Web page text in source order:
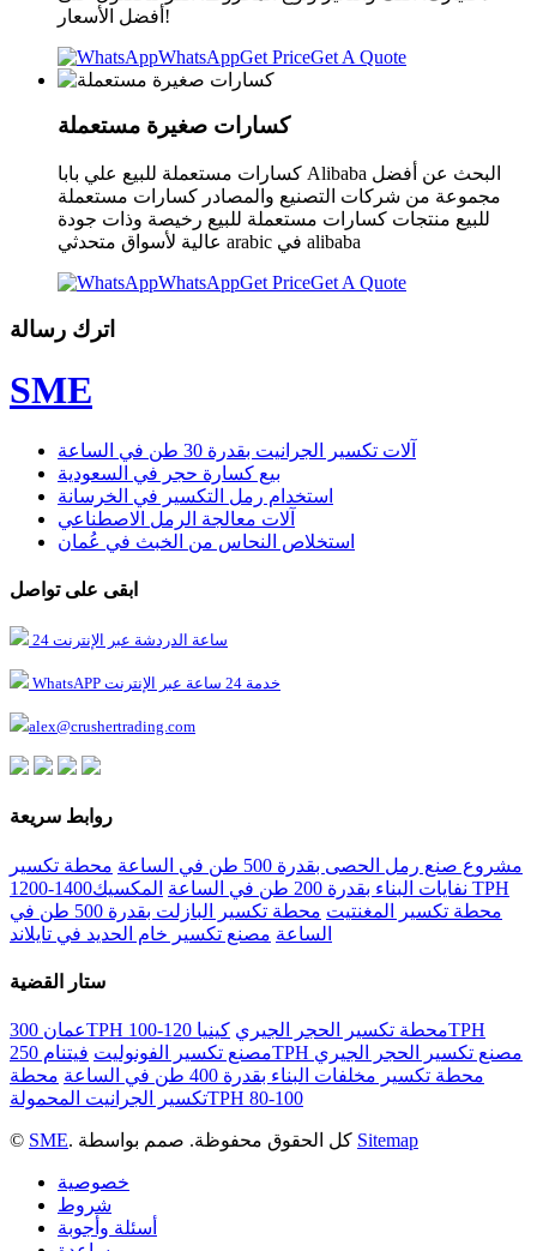
أفضل الأسعار!
WhatsAppGet PriceGet A Quote
كسارات صغيرة مستعملة
كسارات مستعملة للبيع علي بابا Alibaba البحث عن أفضل
مجموعة من شركات التصنيع والمصادر كسارات مستعملة
للبيع منتجات كسارات مستعملة للبيع رخيصة وذات جودة
عالية لأسواق متحدثي arabic في alibaba
WhatsAppGet PriceGet A Quote
اترك رسالة
SME
آلات تكسير الجرانيت بقدرة 30 طن في الساعة
بيع كسارة حجر في السعودية
استخدام رمل التكسير في الخرسانة
آلات معالجة الرمل الاصطناعي
استخلاص النحاس من الخبث في عُمان
ابقى على تواصل
24 ساعة الدردشة عبر الإنترنت
WhatsAPP خدمة 24 ساعة عبر الإنترنت
alex@crushertrading.com
روابط سريعة
مشروع صنع رمل الحصى بقدرة 500 طن في الساعة
محطة تكسير
نفايات البناء بقدرة 200 طن في الساعة
المكسيك1400-1200 TPH
محطة تكسير المغنتيت
محطة تكسير البازلت بقدرة 500 طن في
الساعة مصنع تكسير خام الحديد في تايلاند
ستار القضية
عمان 300TPH محطة تكسير الحجر الجيري
كينيا 120-100TPH
مصنع تكسير الفونوليت
فيتنام 250TPH مصنع تكسير الحجر الجيري
محطة تكسير مخلفات البناء بقدرة 400 طن في الساعة
محطة
تكسير الجرانيت المحمولةTPH 80-100
© SME Sitemap
خصوصية
شروط
أسئلة وأجوبة